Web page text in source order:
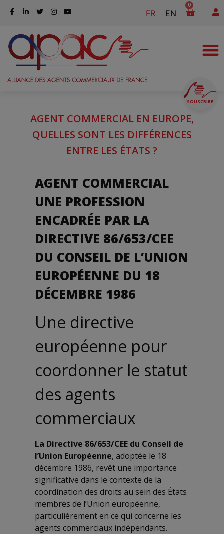
FR EN
0
SOUSCRIRE
AGENT COMMERCIAL EN EUROPE,
QUELLES SONT LES DIFFÉRENCES
ENTRE LES ÉTATS ?
AGENT COMMERCIAL
UNE PROFESSION
ENCADRÉE PAR LA
DIRECTIVE 86/653/CEE
DU CONSEIL DE L’UNION
EUROPÉENNE DU 18
DÉCEMBRE 1986
Une directive
européenne pour
coordonner le statut
des agents
commerciaux
La Directive 86/653/CEE du Conseil de
l’Union Européenne, adoptée le 18
décembre 1986, revêt une importance
significative dans le contexte de la
coordination des droits au sein des États
membres de l’Union européenne,
particulièrement en ce qui concerne les
agents commerciaux indépendants.